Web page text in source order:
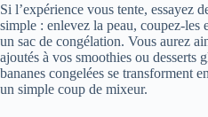
Si l’expérience vous tente, essayez
simple : enlevez la peau, coupez-les
un sac de congélation. Vous aurez
ajoutés à vos smoothies ou desserts
bananes congelées se transforment
un simple coup de mixeur.